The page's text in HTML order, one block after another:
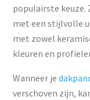
populairste keuze.
met een stijlvolle
met zowel
kleuren en
Wanneer je
verschoven zijn,